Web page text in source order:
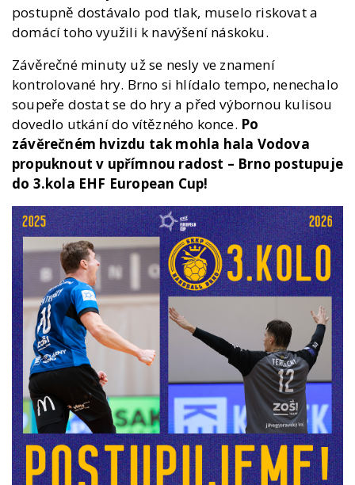
postupně dostávalo pod tlak, muselo riskovat a
domácí toho využili k navýšení náskoku.
Závěrečné minuty už se nesly ve znamení
kontrolované hry. Brno si hlídalo tempo, nenechalo
soupeře dostat se do hry a před výbornou kulisou
dovedlo utkání do vítězného konce. Po
závěrečném hvizdu tak mohla hala Vodova
propuknout v upřímnou radost – Brno postupuje
do 3.kola EHF European Cup!